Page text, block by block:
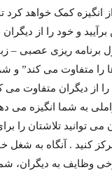
انگیزه کمک خواهد کرد
و خود را از دیگران
برنامه ریزی عصبی –
را متفاوت می کند” و
را از دیگران متفاوت می
به شما انگیزه می
می توانید تلاشتان را
کنید . آنگاه به شغل
وظایف به دیگران،